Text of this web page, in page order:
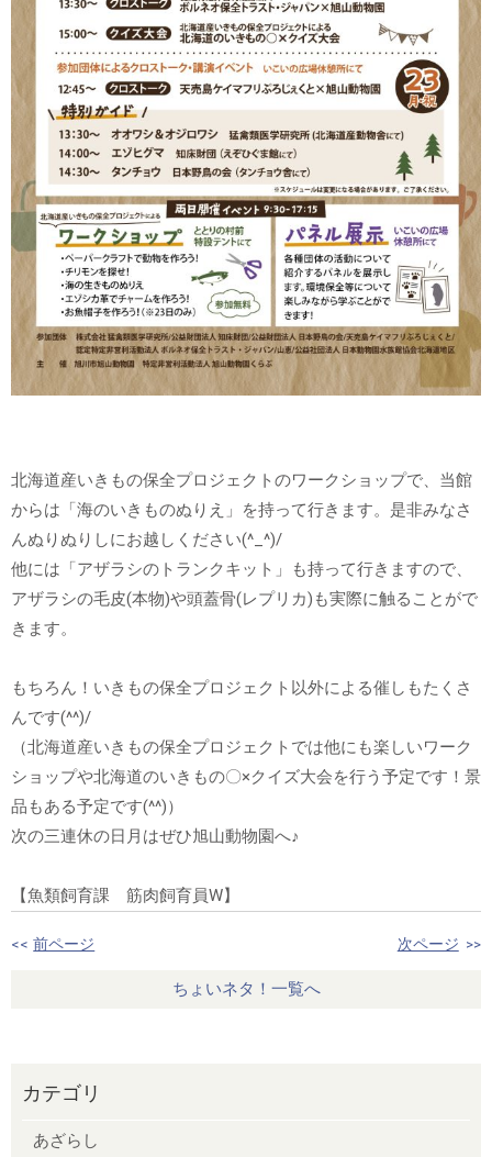
北海道産いきもの保全プロジェクトのワークショップで、当館
からは「海のいきものぬりえ」を持って行きます。是非みなさ
んぬりぬりしにお越しください(^_^)/
他には「アザラシのトランクキット」も持って行きますので、
アザラシの毛皮(本物)や頭蓋骨(レプリカ)も実際に触ることがで
きます。
もちろん！いきもの保全プロジェクト以外による催しもたくさ
んです(^^)/
（北海道産いきもの保全プロジェクトでは他にも楽しいワーク
ショップや北海道のいきもの〇×クイズ大会を行う予定です！景
品もある予定です(^^)）
次の三連休の日月はぜひ旭山動物園へ♪
【魚類飼育課 筋肉飼育員W】
<< 前ページ 次ページ >>
ちょいネタ！一覧へ
カテゴリ
あざらし